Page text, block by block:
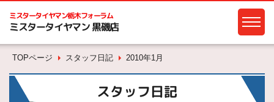
ミスタータイヤマン栃木フォーラム
ミスタータイヤマン 黒磯店
TOPページ スタッフ日記 2010年1月
スタッフ日記